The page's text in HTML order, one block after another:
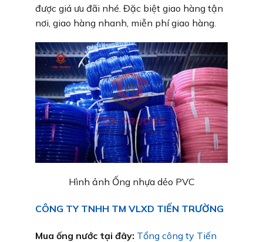
được giá ưu đãi nhé. Đặc biệt giao hàng tận
nơi, giao hàng nhanh, miễn phí giao hàng.
Hình ảnh Ống nhựa dẻo PVC
CÔNG TY TNHH TM VLXD TIẾN TRƯỜNG
Mua ống nước tại đây: Tổng công ty Tiến